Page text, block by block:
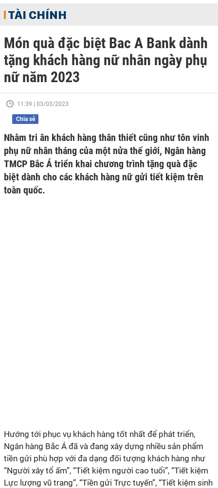
TÀI CHÍNH
Món quà đặc biệt Bac A Bank dành
tặng khách hàng nữ nhân ngày phụ
nữ năm 2023
11:39 | 03/03/2023
Chia sẻ
Nhằm tri ân khách hàng thân thiết cũng như tôn vinh
phụ nữ nhân tháng của một nửa thế giới, Ngân hàng
TMCP Bắc Á triển khai chương trình tặng quà đặc
biệt dành cho các khách hàng nữ gửi tiết kiệm trên
toàn quốc.
Hướng tới phục vụ khách hàng tốt nhất để phát triển,
Ngân hàng Bắc Á đã và đang xây dựng nhiều sản phẩm
tiền gửi phù hợp với đa dạng đối tượng khách hàng như
“Người xây tổ ấm”, “Tiết kiệm người cao tuổi”, “Tiết kiệm
Lực lượng vũ trang”, “Tiền gửi Trực tuyến”, “Tiết kiệm sinh